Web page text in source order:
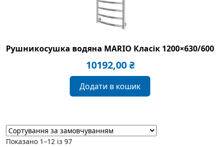
Рушникосушка водяна MARIO Класік 1200×630/600
10192,00₴
Додати в кошик
Показано 1–12 із 97